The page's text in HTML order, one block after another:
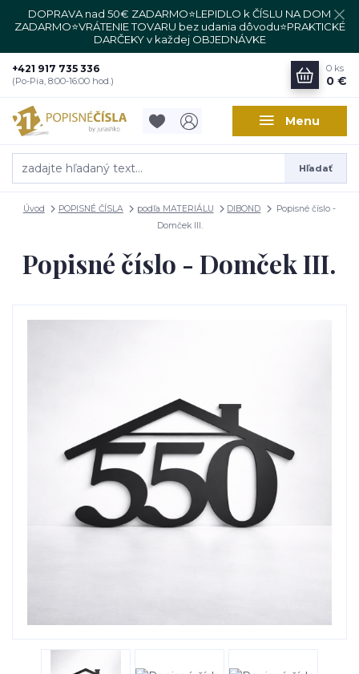
DOPRAVA nad 50€ ZADARMO⭐LEPIDLO k ČÍSLU NA DOM
ZADARMO⭐VRÁTENIE TOVARU bez udania dôvodu⭐PRAKTICKÉ
DARČEKY v každej OBJEDNÁVKE
Menu
Hľadať
+421 917 735 336
(Po-Pia, 8:00-16:00 hod.)
0 ks
0 €
Úvod POPISNÉ ČÍSLA podľa MATERIÁLU DIBOND
Popisné číslo -
Domček III.
Popisné číslo - Domček III.